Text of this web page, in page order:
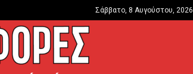
Σάββατο, 8 Αυγούστου, 2026